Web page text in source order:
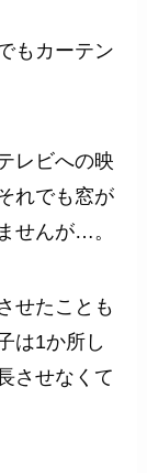
もカーテン
レビへの映
れでも窓が
せんが…。
せたことも
は1か所し
させなくて